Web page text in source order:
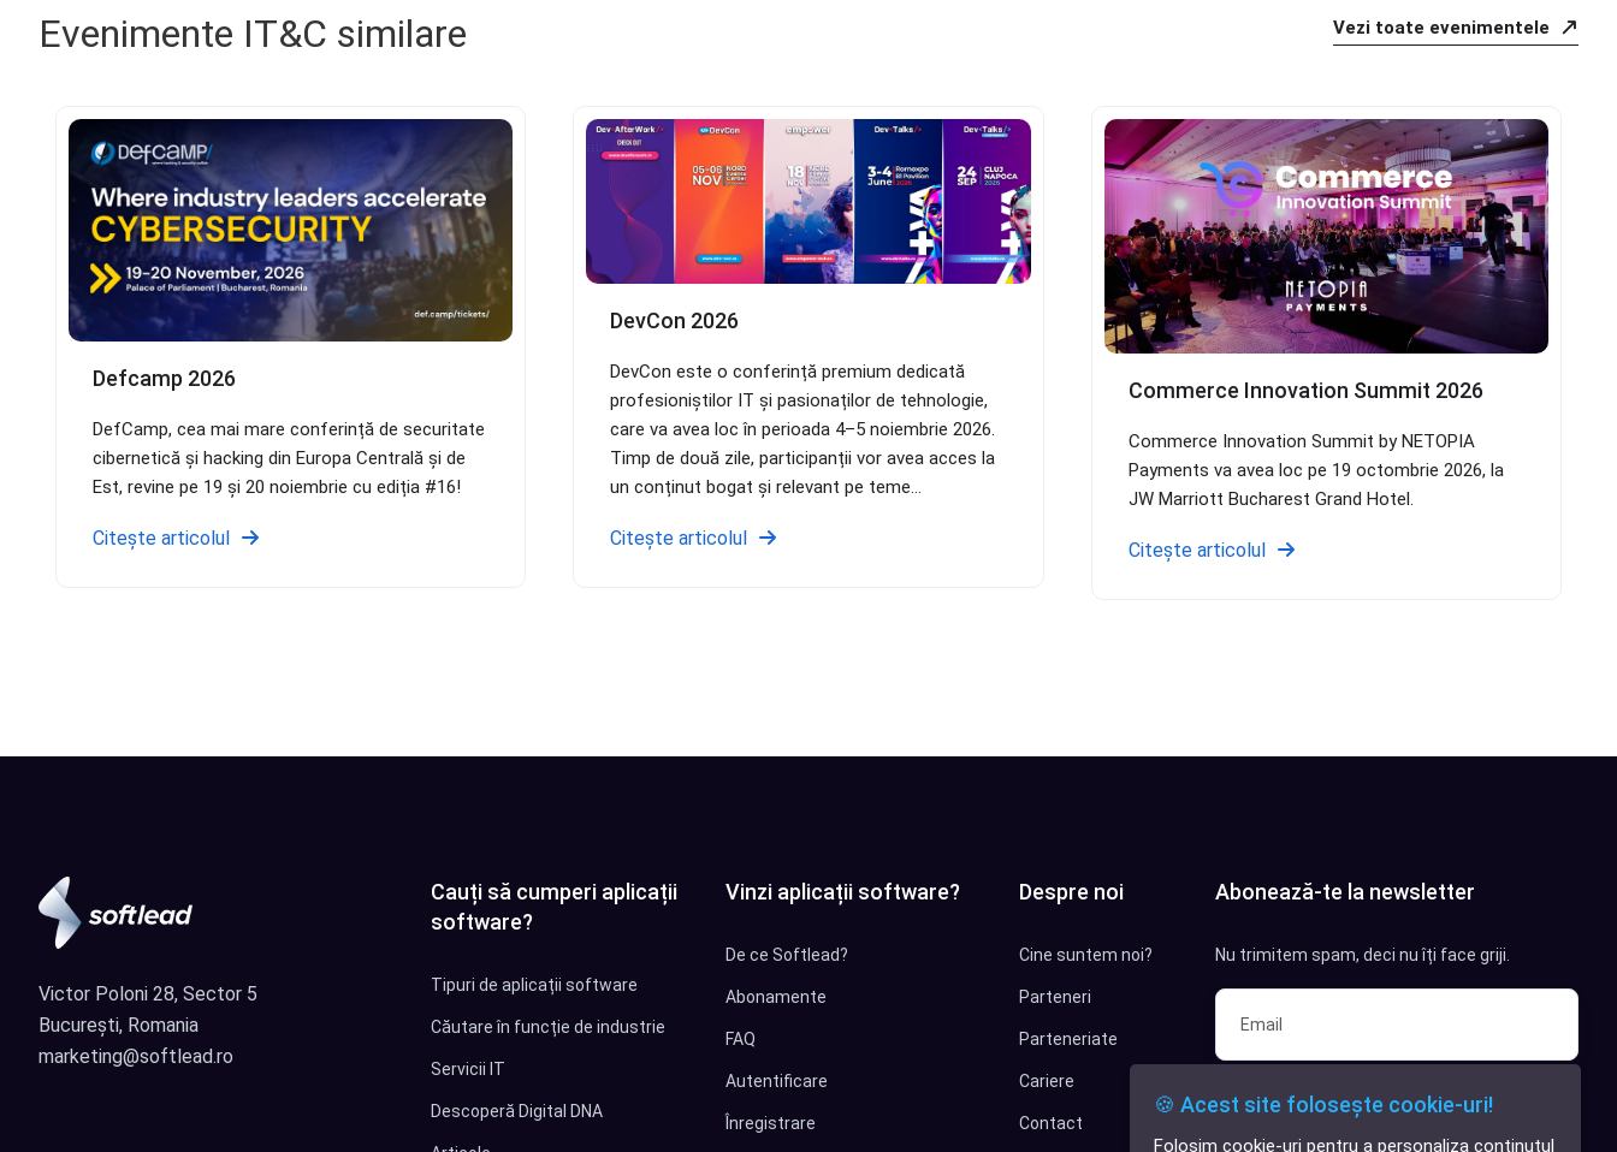
Evenimente IT&C similare Vezi toate evenimentele
Defcamp 2026
DefCamp, cea mai mare conferință de securitate
cibernetică și hacking din Europa Centrală și de
Est, revine pe 19 și 20 noiembrie cu ediția #16!
Citește articolul
DevCon 2026
DevCon este o conferință premium dedicată
profesioniștilor IT și pasionaților de tehnologie,
care va avea loc în perioada 4–5 noiembrie 2026.
Timp de două zile, participanții vor avea acces la
un conținut bogat și relevant pe teme...
Citește articolul
Commerce Innovation Summit 2026
Commerce Innovation Summit by NETOPIA
Payments va avea loc pe 19 octombrie 2026, la
JW Marriott Bucharest Grand Hotel.
Citește articolul
Victor Poloni 28, Sector 5
București, Romania
marketing@softlead.ro
Cauți să cumperi aplicații
software?
Tipuri de aplicații software
Căutare în funcție de industrie
Servicii IT
Descoperă Digital DNA
Vinzi aplicații software?
De ce Softlead?
Abonamente
FAQ
Autentificare
Înregistrare
Despre noi
Cine suntem noi?
Parteneri
Parteneriate
Cariere
Contact
Abonează-te la newsletter
Nu trimitem spam, deci nu îți face griji.
Sunt interesat de clienți pentru
compania mea IT
🍪 Acest site folosește cookie-uri!
Folosim cookie-uri pentru a personaliza conținutul